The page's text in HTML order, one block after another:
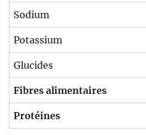
Sodium
Potassium
Glucides
Fibres alimentaires
Protéines